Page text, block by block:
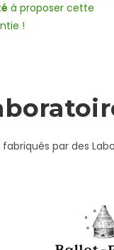
à proposer cette
!
fabriqués par des